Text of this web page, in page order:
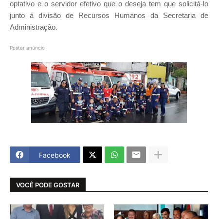
optativo e o servidor efetivo que o deseja tem que solicitá-lo
junto à divisão de Recursos Humanos da Secretaria de
Administração.
Postar anúncio
Facebook
VOCÊ PODE GOSTAR